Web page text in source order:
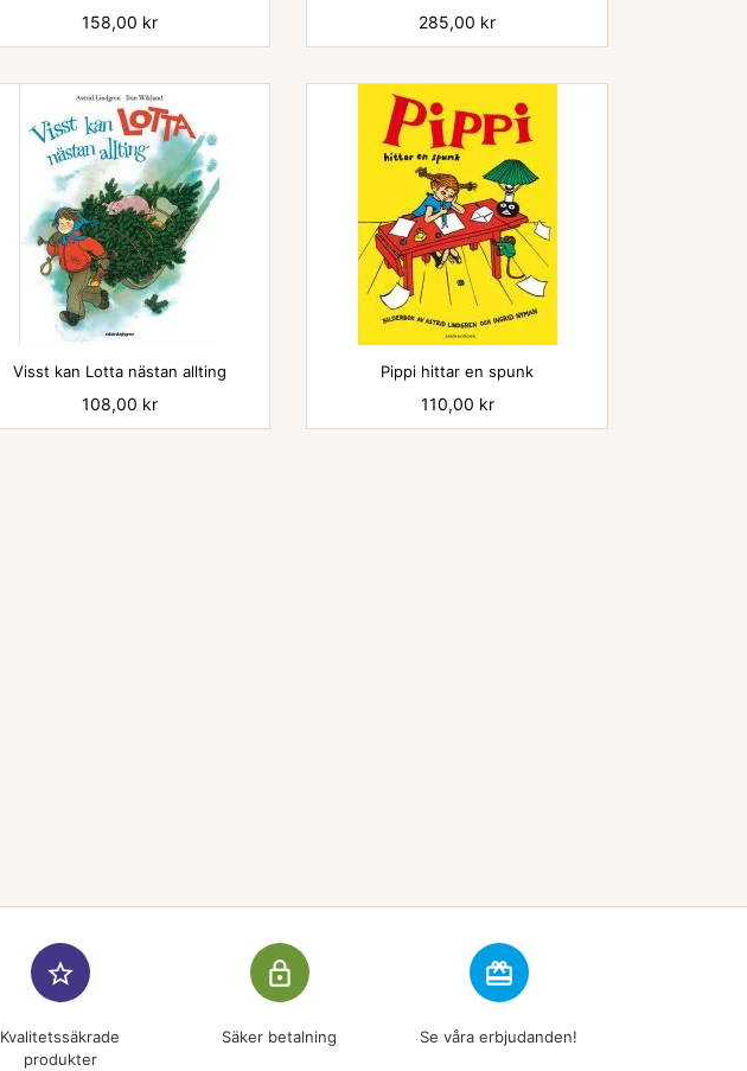
Pris
158,00 kr Pris
285,00 kr

Visst kan Lotta nästan allting
Pris
108,00 kr
Pippi hittar en spunk
Pris
110,00 kr
star_border
Kvalitetssäkrade
produkter
lock_outline
Säker betalning
redeem
Se våra erbjudanden!